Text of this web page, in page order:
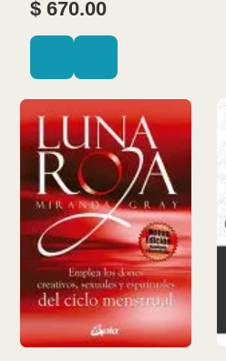
$ 670.00